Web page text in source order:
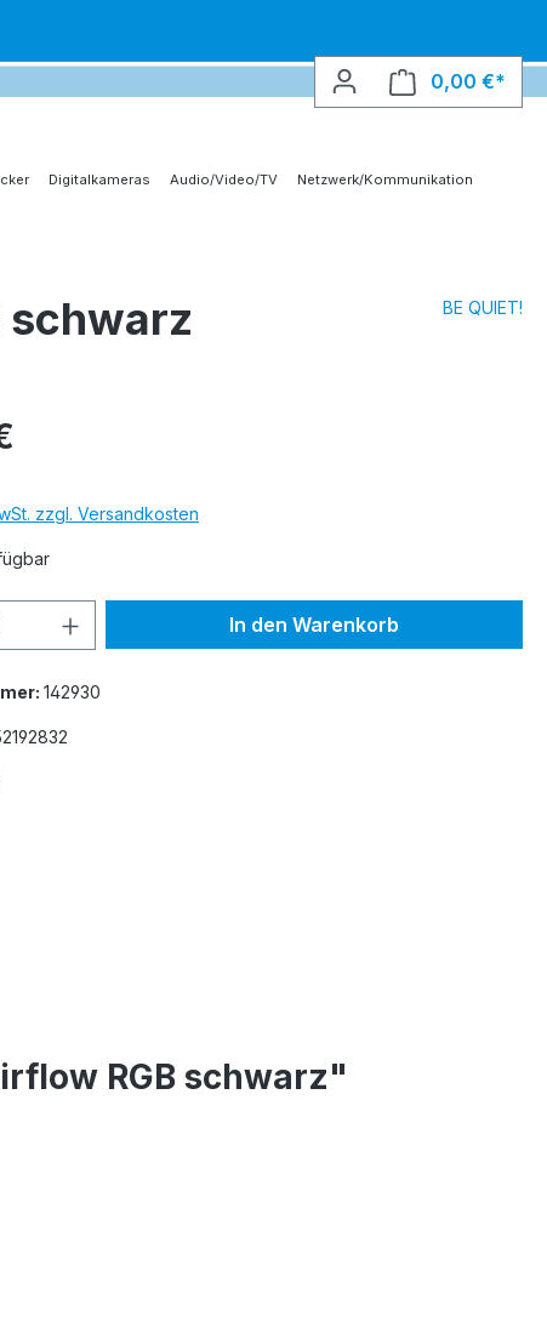
0,00 €*
Digitalkameras Audio/Video/TV Netzwerk/Kommunikation
schwarz BE QUIET!
zzgl. Versandkosten
Anzahl: Gib den gewünschten Wert
In den Warenkorb
142930
RGB schwarz"